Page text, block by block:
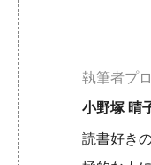
執筆者プ
小野塚 晴
読書好き